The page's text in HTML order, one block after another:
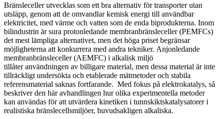
Bränsleceller utvecklas som ett bra alternativ för transporter utan
utsläpp, genom att de omvandlar kemisk energi till användbar
elektricitet, med värme och vatten som de enda biprodukterna. Inom
bilindustrin är sura protonledande membranbränsleceller (PEMFCs)
det mest lämpliga alternativet, men det höga priset begränsar
möjligheterna att konkurrera med andra tekniker. Anjonledande
membranbränsleceller (AEMFC) i alkalisk miljö
tillåter användningen av billigare material, men dessa material är inte
tillräckligt undersökta och etablerade mätmetoder och stabila
referensmaterial saknas fortfarande. Med fokus på elektrokatalys, så
beskriver den här avhandlingen hur olika experimentella metoder
kan användas för att utvärdera kinetiken i tunnskiktskatalysatorer i
realistiska bränslecellsmiljöer, huvudsakligen alkaliska.